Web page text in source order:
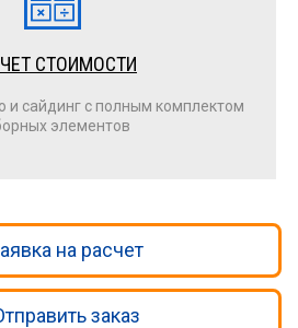
СТОИМОСТИ
и сайдинг с полным комплектом
элементов
на расчет
заказ